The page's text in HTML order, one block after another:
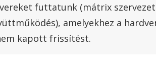
futtatunk (mátrix
amelyekhez a
kapott frissítést.